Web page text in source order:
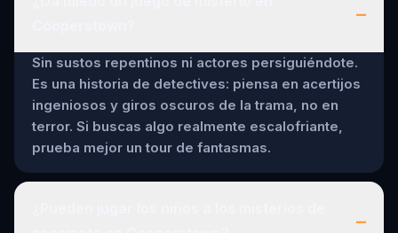
–
Sin sustos repentinos ni actores persiguiéndote.
Es una historia de detectives: piensa en acertijos
ingeniosos y giros oscuros de la trama, no en
terror. Si buscas algo realmente escalofriante,
prueba mejor un tour de fantasmas.
–